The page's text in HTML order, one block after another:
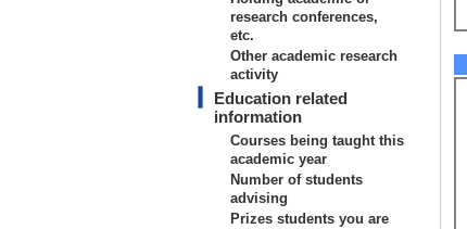
research conferences,
etc.
Other academic research
activity
Education related
information
Courses being taught this
academic year
Number of students
advising
Prizes students you are